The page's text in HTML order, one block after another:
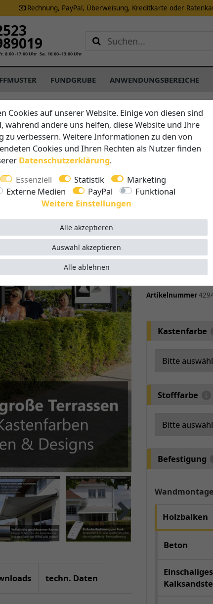
Rechnung, PayPal, Überweisung, Kreditkarte oder
8:00 -17:00 Uhr Sa. 10:00–13:00 Uhr
FUNDGRUBE ANWENDUNGSBEREICHE
techn. Daten
Brustor
B35 - Die
Terrassen
Vorteile auf
Breite
Ausfall
bis 4m
ideal für
Wählen
optionale
Auf
Artikelnummer
Kastenfarbe
Stofffarbe
Befestigung
Wandmontage
Holzbalken
Beton
Cookies auf unserer Website. Einige von diesen sind
während andere uns helfen, diese Website und Ihre
zu verbessern. Weitere Informationen zu den von
Cookies und Ihren Rechten als Nutzer finden
Daten­schutz­erklärung.
Essenziell
Statistik
Marketing
Externe Medien
PayPal
Funktional
Weitere Einstellungen
Alle akzeptieren
Alle ablehnen
Auswahl akzeptieren